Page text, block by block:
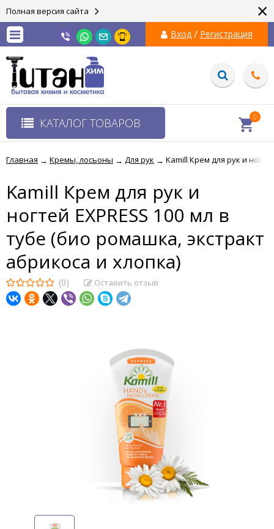
Полная версия сайта ×
Вход / Регистрация
КАТАЛОГ ТОВАРОВ 0
Главная → Кремы, лосьоны → Для рук → Kamill Крем для рук и
Kamill Крем для рук и
ногтей EXPRESS 100 мл в
тубе (био ромашка, экстракт
абрикоса и хлопка)
(0) Оставить отзыв